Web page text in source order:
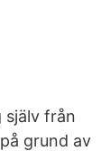
själv från
grund av